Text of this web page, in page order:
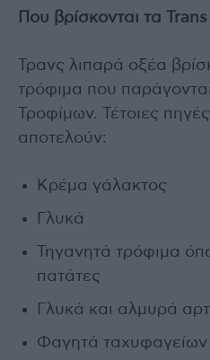
Που βρίσκονται τα
Τρανς λιπαρά οξέα
τρόφιμα που
Τροφίμων. Τέτοιες
αποτελούν:
Κρέμα γάλακτος
Γλυκά
Τηγανητά τρόφιμα
πατάτες
Γλυκά και αλμυρά
Φαγητά ταχυφαγείων